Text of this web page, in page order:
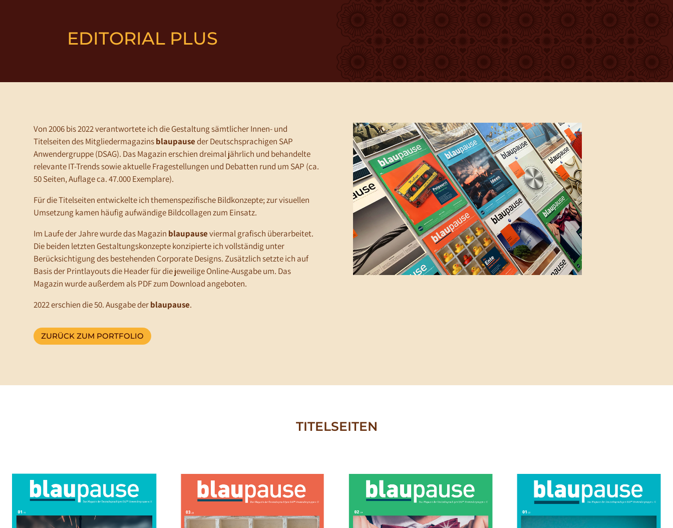
EDITORIAL PLUS
Von 2006 bis 2022 verantwortete ich die Gestaltung sämtlicher Innen- und
Titelseiten des Mitgliedermagazinsblaupauseder Deutschsprachigen SAP
Anwendergruppe (DSAG). Das Magazin erschien dreimal jährlich und behandelte
relevante IT-Trends sowie aktuelle Fragestellungen und Debatten rund um SAP (ca.
50 Seiten, Auflage ca. 47.000 Exemplare).
Für die Titelseiten entwickelte ich themenspezifische Bildkonzepte; zur visuellen
Umsetzung kamen häufig aufwändige Bildcollagen zum Einsatz.
Im Laufe der Jahre wurde das Magazin blaupauseviermal grafisch überarbeitet.
Die beiden letzten Gestaltungskonzepte konzipierte ich vollständig unter
Berücksichtigung des bestehenden Corporate Designs. Zusätzlich setzte ich auf
Basis der Printlayouts die Header für die jeweilige Online-Ausgabe um. Das
Magazin wurde außerdem als PDF zum Download angeboten.
2022 erschien die 50. Ausgabe derblaupause.
ZURÜCK ZUM PORTFOLIO
TITELSEITEN